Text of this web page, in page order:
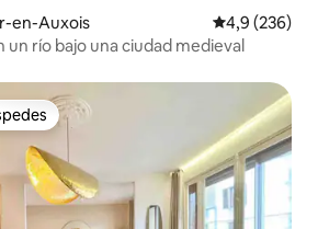
en-Auxois Calificación
4,9 (236)
un río bajo una ciudad medieval